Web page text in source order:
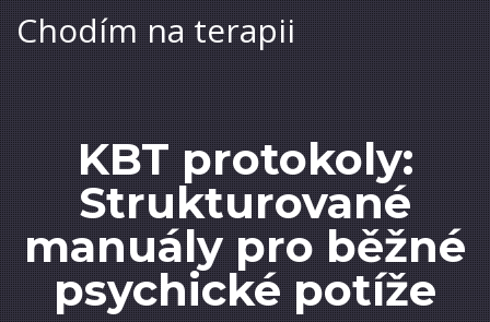
Chodím na terapii
KBT protokoly:
Strukturované
manuály pro běžné
psychické potíže